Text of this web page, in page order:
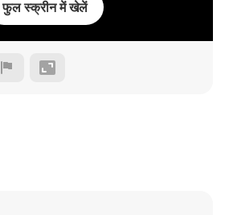
फुल स्क्रीन में खेलें